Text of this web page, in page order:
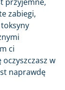
zabiegi,
toksyny
ci
w
naprawdę